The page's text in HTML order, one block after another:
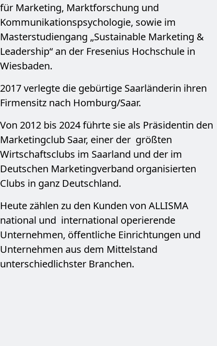
für Marketing, Marktforschung und
Kommunikations­psychologie, sowie im
Masterstudiengang „Sustainable Marketing &
Leadership“ an der Fresenius Hochschule in
Wiesbaden.
2017 verlegte die gebürtige Saarländerin ihren
Firmensitz nach Homburg/Saar.
Von 2012 bis 2024 führte sie als Präsidentin den
Marketingclub Saar, einer der größten
Wirtschafts­clubs im Saarland und der im
Deutschen Marketingverband organisierten
Clubs in ganz Deutschland.
Heute zählen zu den Kunden von ALLISMA
national und international operierende
Unternehmen, öffentliche Einrichtungen und
Unternehmen aus dem Mittelstand
unterschiedlichster Branchen.